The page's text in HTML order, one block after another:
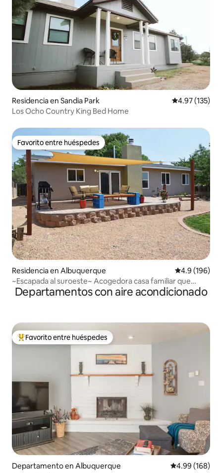
Residencia en Sandia Park Calificación
4.97 (135)
Los Ocho Country King Bed Home
Favorito entre huéspedes
Favorito entre huéspedes
Residencia en Albuquerque Calificación
4.9 (196)
~Escapada al suroeste~ Acogedora casa familiar que
admite mascotas
Departamentos con aire acondicionado
De los mejores en Favorito entre huéspedes
Favorito entre huéspedes
Departamento en Albuquerque Calificación
4.99 (168)